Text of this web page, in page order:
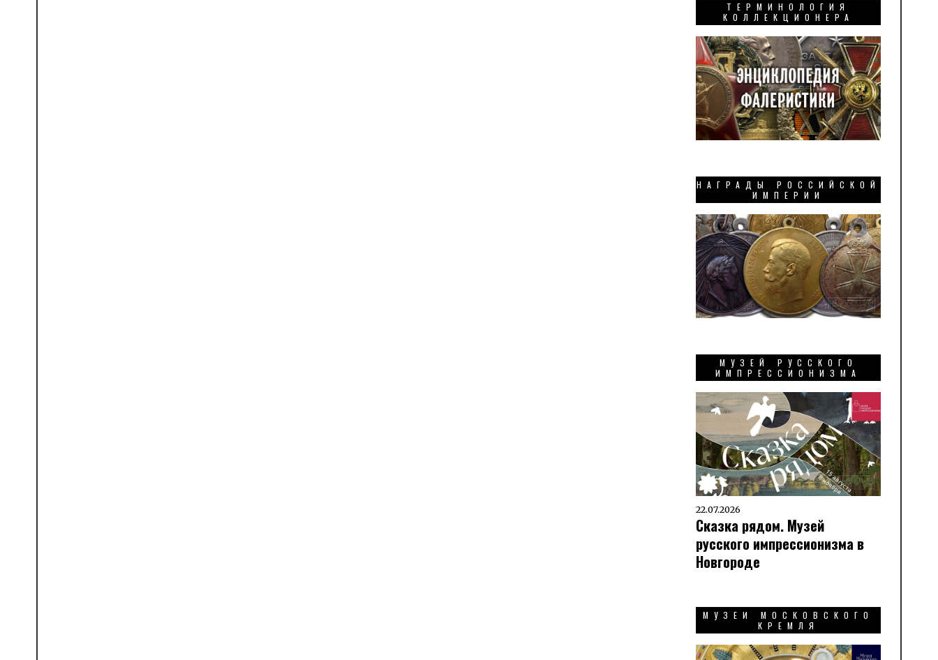
ТЕРМИНОЛОГИЯ
КОЛЛЕКЦИОНЕРА
НАГРАДЫ РОССИЙСКОЙ
ИМПЕРИИ
МУЗЕЙ РУССКОГО
ИМПРЕССИОНИЗМА
22.07.2026
Сказка рядом. Музей
русского импрессионизма в
Новгороде
МУЗЕИ МОСКОВСКОГО
КРЕМЛЯ